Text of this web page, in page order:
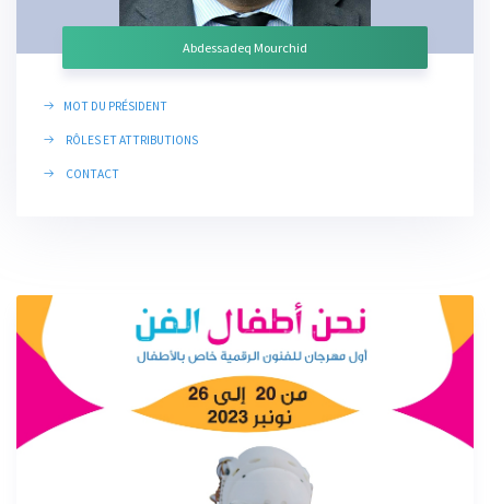
Abdessadeq Mourchid
MOT DU PRÉSIDENT
RÔLES ET ATTRIBUTIONS
CONTACT